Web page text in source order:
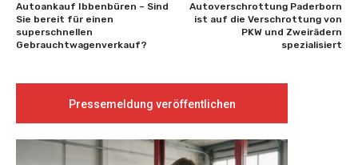
Autoankauf Ibbenbüren – Sind
Sie bereit für einen
superschnellen
Gebrauchtwagenverkauf?
Autoverschrottung Paderborn
ist auf die Verschrottung von
PKW und Zweirädern
spezialisiert
Pressemeldung veröffentlichen